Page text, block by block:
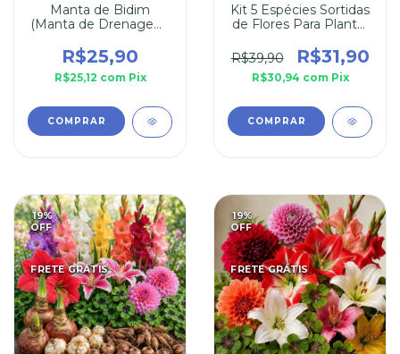
Manta de Bidim
(Manta de Drenagem)
R$25,90
R$25,12 com Pix
Kit 5 Espécies Sortidas
de Flores Para Plantar
R$39,90
R$31,90
R$30,94 com Pix
19%
OFF
FRETE GRÁTIS
19%
OFF
FRETE GRÁTIS